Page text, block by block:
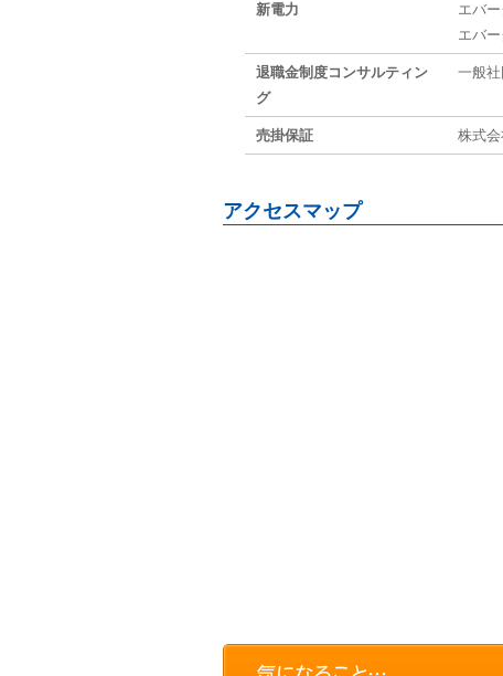
新電力
エバ
エバ
退職金制度コンサルティン
グ
一般社
売掛保証 株式
アクセスマップ